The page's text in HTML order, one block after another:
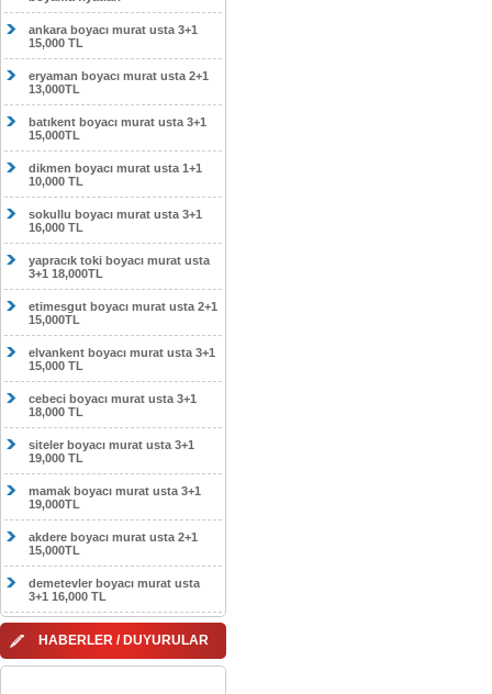
ankara boyacı murat usta 3+1
15,000 TL
eryaman boyacı murat usta 2+1
13,000TL
batıkent boyacı murat usta 3+1
15,000TL
dikmen boyacı murat usta 1+1
10,000 TL
sokullu boyacı murat usta 3+1
16,000 TL
yapracık toki boyacı murat usta
3+1 18,000TL
etimesgut boyacı murat usta 2+1
15,000TL
elvankent boyacı murat usta 3+1
15,000 TL
cebeci boyacı murat usta 3+1
18,000 TL
siteler boyacı murat usta 3+1
19,000 TL
mamak boyacı murat usta 3+1
19,000TL
akdere boyacı murat usta 2+1
15,000TL
demetevler boyacı murat usta
3+1 16,000 TL
HABERLER / DUYURULAR